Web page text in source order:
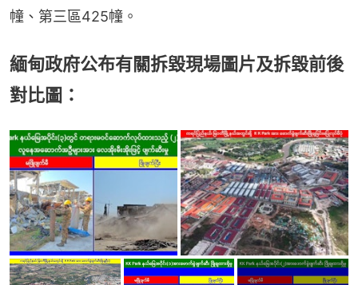
幢、第三區425幢。
緬甸政府公布有關拆毀現場圖片及拆毀前後
對比圖：